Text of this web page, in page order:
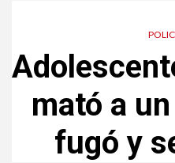
mató a
fugó y